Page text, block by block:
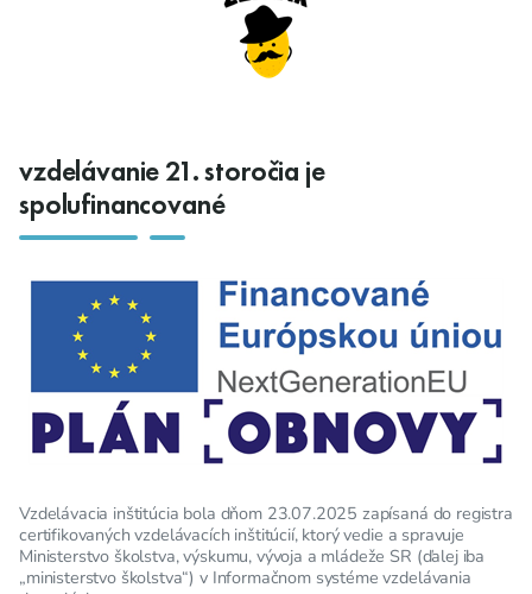
vzdelávanie 21. storočia je
spolufinancované
Vzdelávacia inštitúcia bola dňom 23.07.2025 zapísaná do registra
certifikovaných vzdelávacích inštitúcií, ktorý vedie a spravuje
Ministerstvo školstva, výskumu, vývoja a mládeže SR (ďalej iba
„ministerstvo školstva“) v Informačnom systéme vzdelávania